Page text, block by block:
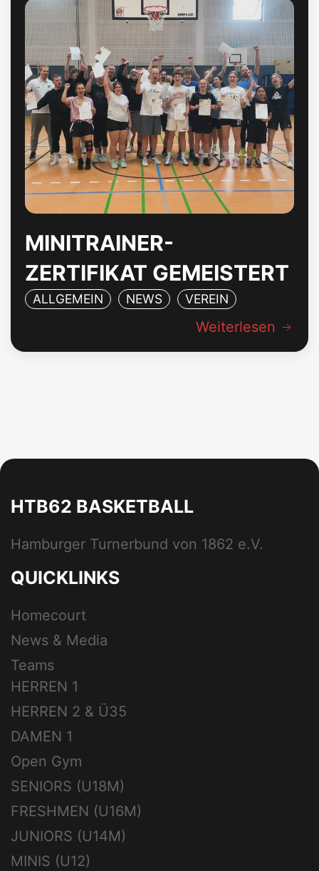
MINITRAINER-
ZERTIFIKAT GEMEISTERT
ALLGEMEIN NEWS VEREIN
Weiterlesen
HTB62 BASKETBALL
Hamburger Turnerbund von 1862 e.V.
QUICKLINKS
Homecourt
News & Media
Teams
HERREN 1
HERREN 2 & Ü35
DAMEN 1
Open Gym
SENIORS (U18M)
FRESHMEN (U16M)
JUNIORS (U14M)
MINIS (U12)